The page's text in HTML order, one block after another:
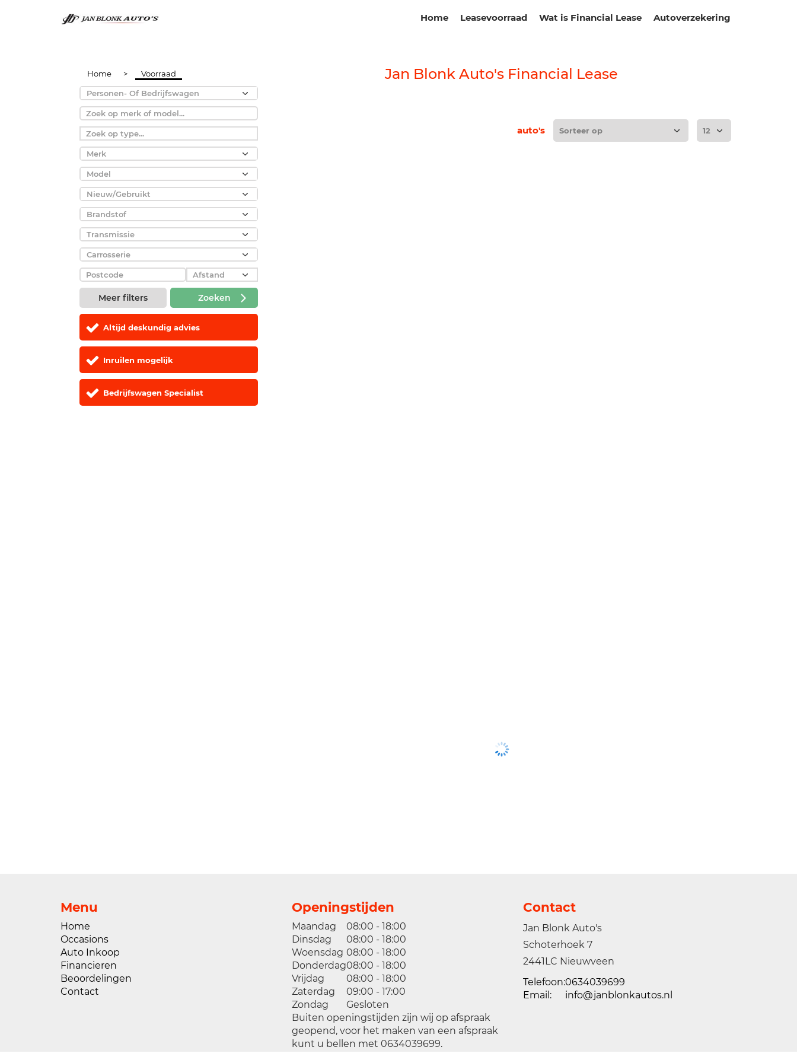
Home Leasevoorraad Wat is Financial Lease Autoverzekering
Home > Voorraad
Personen- Of Bedrijfswagen
Merk
Model
Nieuw/Gebruikt
Brandstof
Transmissie
Carrosserie
Meer filters Zoeken
Altijd deskundig advies
Inruilen mogelijk
Bedrijfswagen Specialist
Jan Blonk Auto's Financial Lease
auto's
Menu
Home
Occasions
Auto Inkoop
Financieren
Beoordelingen
Contact
Openingstijden
Maandag
08:00 - 18:00
Dinsdag
08:00 - 18:00
Woensdag 08:00 - 18:00
Donderdag08:00 - 18:00
Vrijdag
08:00 - 18:00
Zaterdag
09:00 - 17:00
Zondag
Gesloten
Buiten openingstijden zijn wij op afspraak
geopend, voor het maken van een afspraak
kunt u bellen met 0634039699.
Contact
Jan Blonk Auto's
Schoterhoek 7
2441LC Nieuwveen
Telefoon:0634039699
Email:
info@janblonkautos.nl